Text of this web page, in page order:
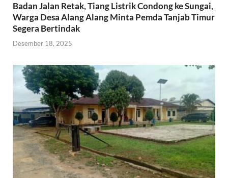
Badan Jalan Retak, Tiang Listrik Condong ke Sungai,
Warga Desa Alang Alang Minta Pemda Tanjab Timur
Segera Bertindak
Desember 18, 2025